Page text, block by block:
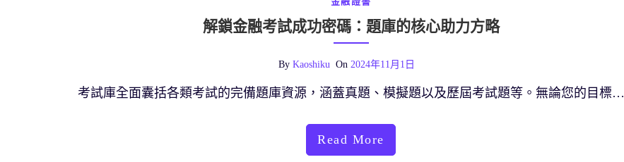
解鎖金融考試成功密碼：題庫的核心助力方略
By Kaoshiku On 2024年11月1日
考試庫全面囊括各類考試的完備題庫資源，涵蓋真題、模擬題以及歷屆考試題等。無論您的目標…
Read More